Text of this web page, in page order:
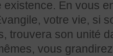
existence. En vous
votre vie, si
trouvera son unité
vous